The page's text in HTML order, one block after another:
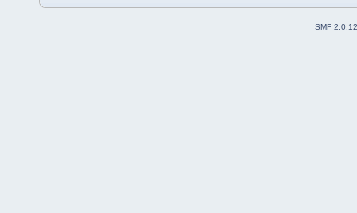
SMF 2.0.12